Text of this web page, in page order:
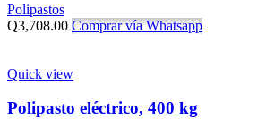
Polipastos
Q3,708.00 Comprar vía Whatsapp
Quick view
Polipasto eléctrico, 400 kg